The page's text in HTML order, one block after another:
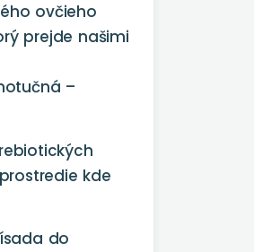
ovčieho
prejde našimi
–
kde
do